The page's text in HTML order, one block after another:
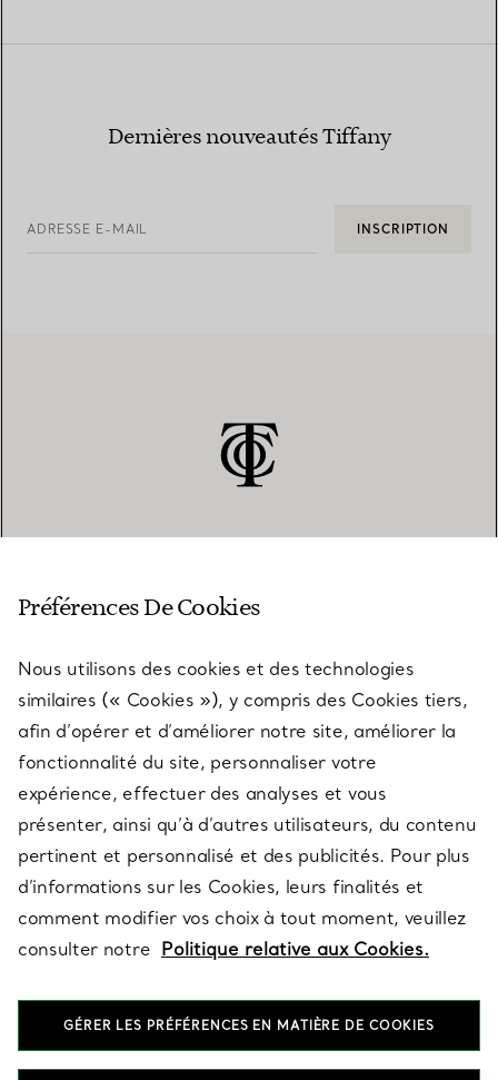
Dernières nouveautés Tiffany
ADRESSE E-MAIL INSCRIPTION
SERVICES
À PROPOS
QUESTIONS LÉGALES
SUIVEZ-NOUS
Préférences De Cookies
Nous utilisons des cookies et des technologies
similaires (« Cookies »), y compris des Cookies tiers,
afin d’opérer et d’améliorer notre site, améliorer la
fonctionnalité du site, personnaliser votre
expérience, effectuer des analyses et vous
présenter, ainsi qu’à d’autres utilisateurs, du contenu
pertinent et personnalisé et des publicités. Pour plus
d’informations sur les Cookies, leurs finalités et
comment modifier vos choix à tout moment, veuillez
consulter notre Politique relative aux Cookies.
GÉRER LES PRÉFÉRENCES EN MATIÈRE DE COOKIES